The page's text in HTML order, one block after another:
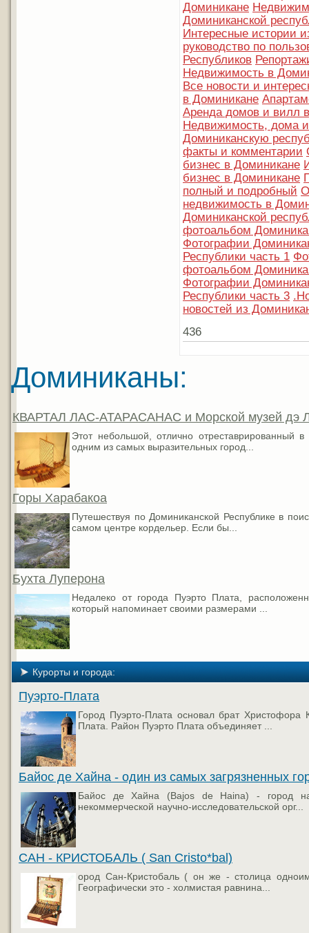
Доминикане
Доминиканской
Интересные истории
руководство по
Республиков
Недвижимость в
Все новости и
в Доминикане
Аренда домов и вилл
Недвижимость, дома
Доминиканскую
факты и комментарии
бизнес в Доминикане
бизнес в Доминикане
полный и подробный
недвижимость в
Доминиканской
фотоальбом
Фотографии
Республики часть 1
фотоальбом
Фотографии
Республики часть 3
новостей из
436
Доминиканы:
КВАРТАЛ ЛАС-АТАРАСАНАС и Морской музей дэ
Этот небольшой, отлично отреставрированный
одним из самых выразительных город...
Горы Харабакоа
Путешествуя по Доминиканской Республике в
самом центре кордельер. Если бы...
Бухта Луперона
Недалеко от города Пуэрто Плата,
который напоминает своими размерами ...
Курорты и города:
Пуэрто-Плата
Город Пуэрто-Плата основал брат
Плата. Район Пуэрто Плата объединяет ...
Байос де Хайна - один из самых загрязненных
Байос де Хайна (Bajos de Haina) - город на
некоммерческой научно-исследовательской орг...
САН - КРИСТОБАЛЬ ( San Cristo*bal)
ород Сан-Кристобаль ( он же - столица
Географически это - холмистая равнина...